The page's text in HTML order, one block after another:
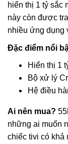
hiển thị 1 tỷ sắc
này còn được
nhiều ứng dụng
Đặc điểm nổi
Hiển thị 1
Bộ xử lý
Hệ điều
Ai nên mua?
những ai muốn
chiếc tivi có khả